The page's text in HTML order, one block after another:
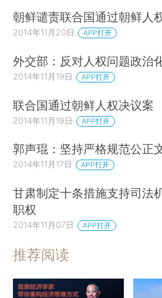
朝鲜谴责联合国通过朝鲜人
2014年11月20日 APP打开
外交部：反对人权问题政治
2014年11月19日 APP打开
联合国通过朝鲜人权决议案
2014年11月19日 APP打开
郭声琨：坚持严格规范公正
2014年11月17日 APP打开
甘肃制定十条措施支持司法
职权
2014年11月07日 APP打开
推荐阅读